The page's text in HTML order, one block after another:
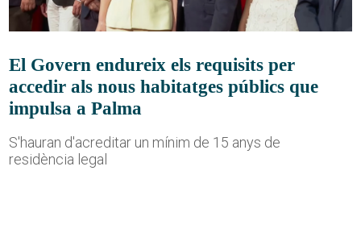
El Govern endureix els requisits per
accedir als nous habitatges públics que
impulsa a Palma
S'hauran d'acreditar un mínim de 15 anys de
residència legal